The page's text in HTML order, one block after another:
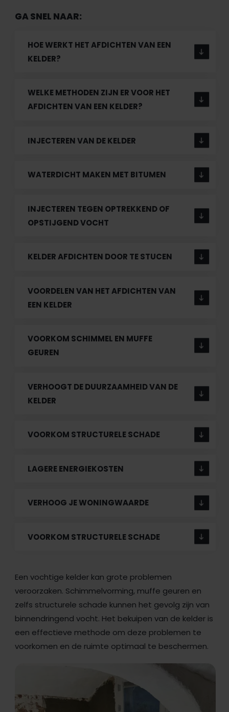
GA SNEL NAAR:
HOE WERKT HET AFDICHTEN VAN EEN
KELDER?
WELKE METHODEN ZIJN ER VOOR HET
AFDICHTEN VAN EEN KELDER?
INJECTEREN VAN DE KELDER
WATERDICHT MAKEN MET BITUMEN
INJECTEREN TEGEN OPTREKKEND OF
OPSTIJGEND VOCHT
KELDER AFDICHTEN DOOR TE STUCEN
VOORDELEN VAN HET AFDICHTEN VAN
EEN KELDER
VOORKOM SCHIMMEL EN MUFFE
GEUREN
VERHOOGT DE DUURZAAMHEID VAN DE
KELDER
VOORKOM STRUCTURELE SCHADE
LAGERE ENERGIEKOSTEN
VERHOOG JE WONINGWAARDE
VOORKOM STRUCTURELE SCHADE
Een vochtige kelder kan grote problemen
veroorzaken. Schimmelvorming, muffe geuren en
zelfs structurele schade kunnen het gevolg zijn van
binnendringend vocht. Het bekuipen van de kelder is
een effectieve methode om deze problemen te
voorkomen en de ruimte optimaal te beschermen.